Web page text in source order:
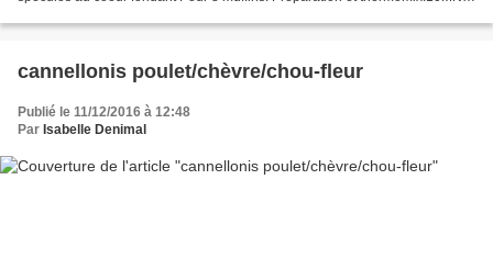
cannellonis poulet/chèvre/chou-fleur
Publié le 11/12/2016 à 12:48
Par Isabelle Denimal